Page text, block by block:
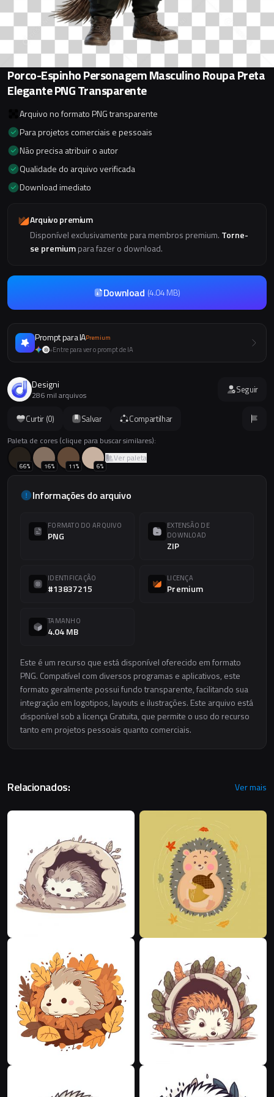
Curtir (0) Salvar Compartilhar
Paleta de cores (clique para buscar similares):
66% 16% 11% 6%
Ver paleta
Informações do arquivo
FORMATO DO ARQUIVO
PNG
EXTENSÃO DE
DOWNLOAD
ZIP
IDENTIFICAÇÃO
#13837215
LICENÇA
Premium
TAMANHO
4.04 MB
Este é um recurso que está disponível oferecido em formato
PNG. Compatível com diversos programas e aplicativos, este
formato geralmente possui fundo transparente, facilitando sua
integração em logotipos, layouts e ilustrações. Este arquivo está
disponível sob a licença Gratuita, que permite o uso do recurso
tanto em projetos pessoais quanto comerciais.
Porco-Espinho Personagem Masculino Roupa Preta
Elegante PNG Transparente
Arquivo no formato PNG transparente
Para projetos comerciais e pessoais
Não precisa atribuir o autor
Qualidade do arquivo verificada
Download imediato
Arquivo premium
Disponível exclusivamente para membros premium. Torne-
se premiumpara fazer o download.
Download (4.04 MB)
Prompt para IAPremium
+Entre para ver o prompt de IA
Designi
286 mil arquivos Seguir
Relacionados: Ver mais